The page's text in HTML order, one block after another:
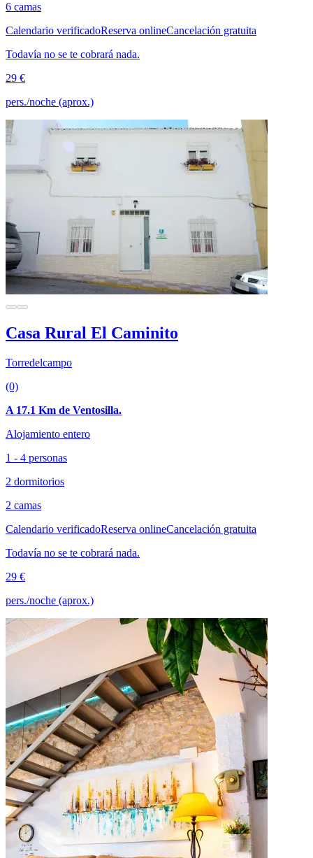
6 camas
Calendario verificadoReserva onlineCancelación gratuita
Todavía no se te cobrará nada.
29 €
pers./noche (aprox.)
Casa Rural El Caminito
Torredelcampo
(0)
A 17.1 Km de Ventosilla.
Alojamiento entero
1 - 4 personas
2 dormitorios
2 camas
Calendario verificadoReserva onlineCancelación gratuita
Todavía no se te cobrará nada.
29 €
pers./noche (aprox.)